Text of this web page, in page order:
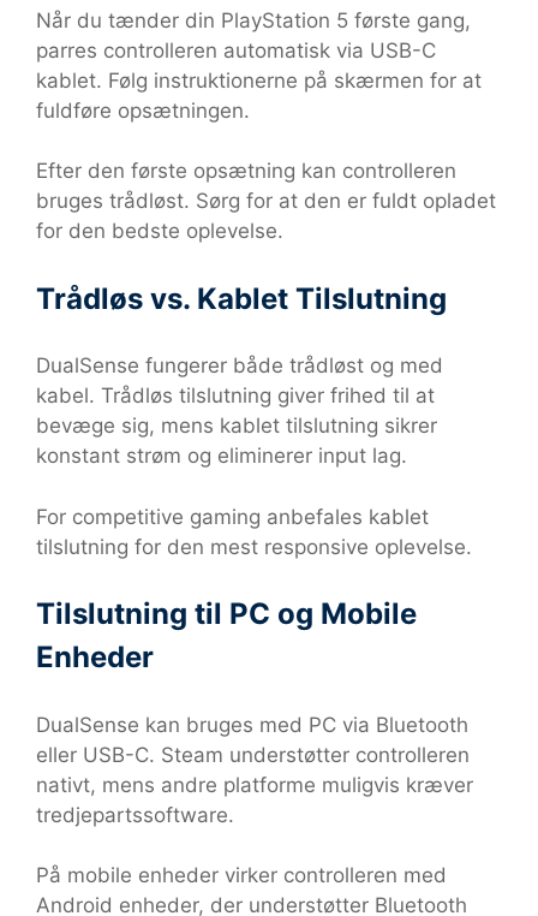
Når du tænder din PlayStation 5 første gang,
parres controlleren automatisk via USB-C
kablet. Følg instruktionerne på skærmen for at
fuldføre opsætningen.
Efter den første opsætning kan controlleren
bruges trådløst. Sørg for at den er fuldt opladet
for den bedste oplevelse.
Trådløs vs. Kablet Tilslutning
DualSense fungerer både trådløst og med
kabel. Trådløs tilslutning giver frihed til at
bevæge sig, mens kablet tilslutning sikrer
konstant strøm og eliminerer input lag.
For competitive gaming anbefales kablet
tilslutning for den mest responsive oplevelse.
Tilslutning til PC og Mobile
Enheder
DualSense kan bruges med PC via Bluetooth
eller USB-C. Steam understøtter controlleren
nativt, mens andre platforme muligvis kræver
tredjepartssoftware.
På mobile enheder virker controlleren med
Android enheder, der understøtter Bluetooth